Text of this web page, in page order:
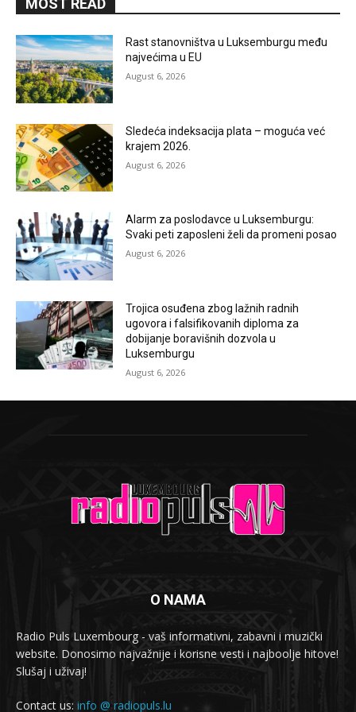
MOST READ
Rast stanovništva u Luksemburgu među
najvećima u EU
August 6, 2026
Sledeća indeksacija plata – moguća već
krajem 2026.
August 6, 2026
Alarm za poslodavce u Luksemburgu:
Svaki peti zaposleni želi da promeni posao
August 6, 2026
Trojica osuđena zbog lažnih radnih
ugovora i falsifikovanih diploma za
dobijanje boravišnih dozvola u
Luksemburgu
August 6, 2026
O NAMA
Radio Puls Luxembourg - vaš informativni, zabavni i muzički
website. Donosimo najvažnije i korisne vesti i najboolje hitove!
Slušaj i uživaj!
Contact us: info @ radiopuls.lu